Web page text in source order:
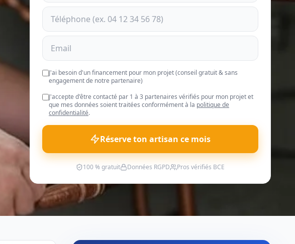
J'ai besoin d'un financement pour mon projet (conseil gratuit & sans
engagement de notre partenaire)
J'accepte d'être contacté par 1 à 3 partenaires vérifiés pour mon projet et
que mes données soient traitées conformément à la politique de
confidentialité.
Réserve ton artisan ce mois
100 % gratuit Données RGPD Pros vérifiés BCE